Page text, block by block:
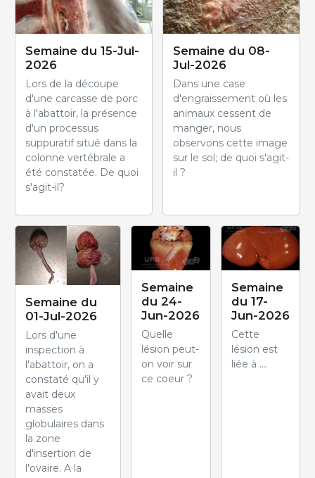
Semaine du 15-Jul-
2026
Lors de la découpe
d'une carcasse de porc
à l'abattoir, la présence
d'un processus
suppuratif situé dans la
colonne vertébrale a
été constatée. De quoi
s'agit-il?
Semaine du 08-
Jul-2026
Dans une case
d'engraissement où les
animaux cessent de
manger, nous
observons cette image
sur le sol; de quoi s'agit-
il ?
Semaine du
01-Jul-2026
Lors d'une
inspection à
l'abattoir, on a
constaté qu'il y
avait deux
masses
globulaires dans
la zone
d'insertion de
l'ovaire. A la
Semaine
du 24-
Jun-2026
Quelle
lésion peut-
on voir sur
ce coeur ?
Semaine
du 17-
Jun-2026
Cette
lésion est
liée à ....